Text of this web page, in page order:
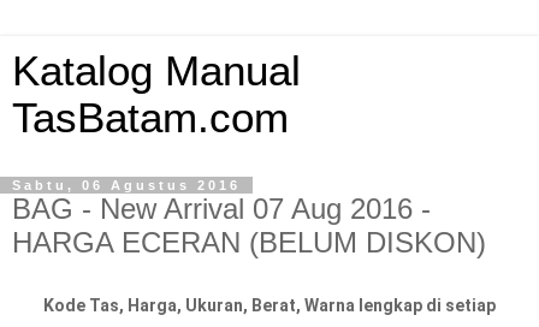
Katalog Manual
TasBatam.com
Sabtu, 06 Agustus 2016
BAG - New Arrival 07 Aug 2016 -
HARGA ECERAN (BELUM DISKON)
Kode Tas, Harga, Ukuran, Berat, Warna lengkap di setiap